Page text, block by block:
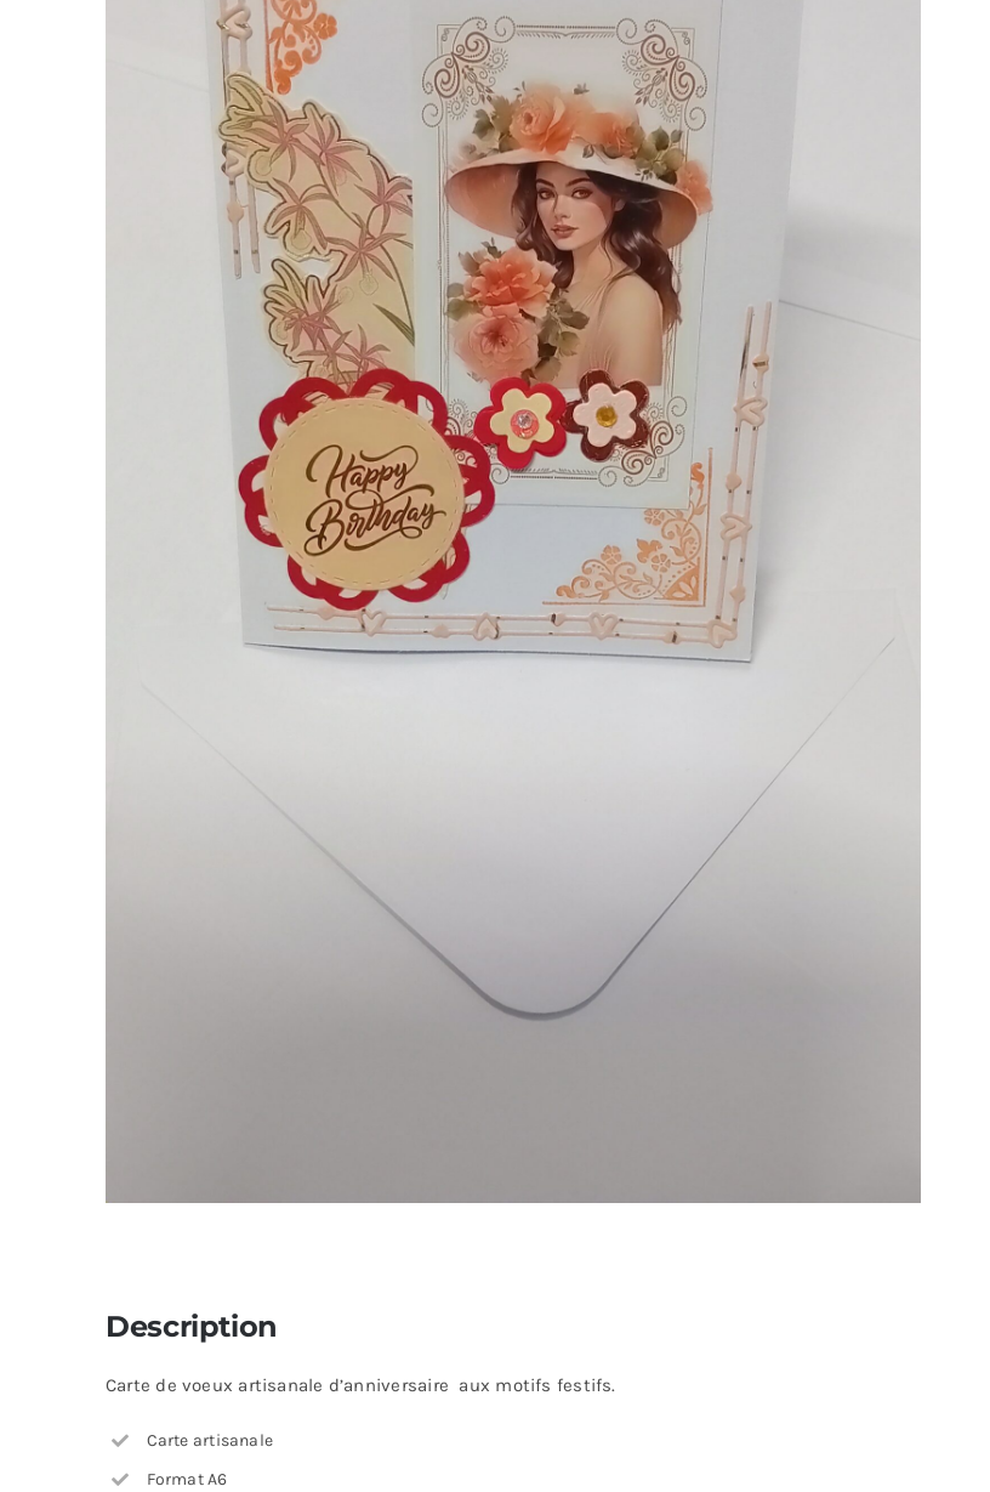
Description
Carte de voeux artisanale d’anniversaire aux motifs festifs.
Carte artisanale
Format A6